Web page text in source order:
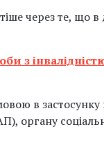
через те, що в
з
в
органу